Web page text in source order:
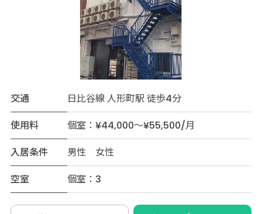
交通
日比谷線 人形町駅 徒歩4分
使用料
個室：¥44,000～¥55,500/月
入居条件
男性 女性
空室
個室：3